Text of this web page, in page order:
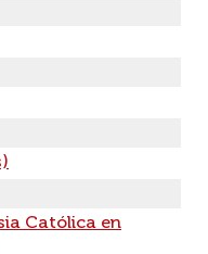
Católica en